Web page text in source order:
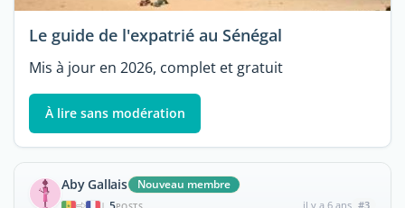
Le guide de l'expatrié au Sénégal
Mis à jour en 2026, complet et gratuit
À lire sans modération
Aby Gallais Nouveau membre
il y a 6 ans #3